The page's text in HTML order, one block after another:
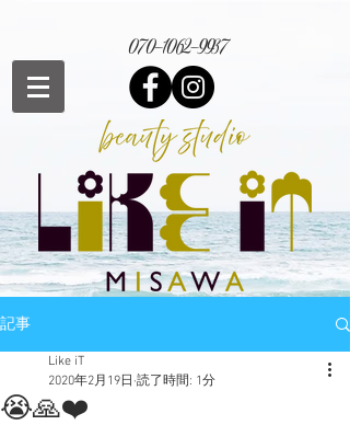
070-1062-9937
記事
😭🙏❤️
Like iT
2020年2月19日 読了時間: 1分